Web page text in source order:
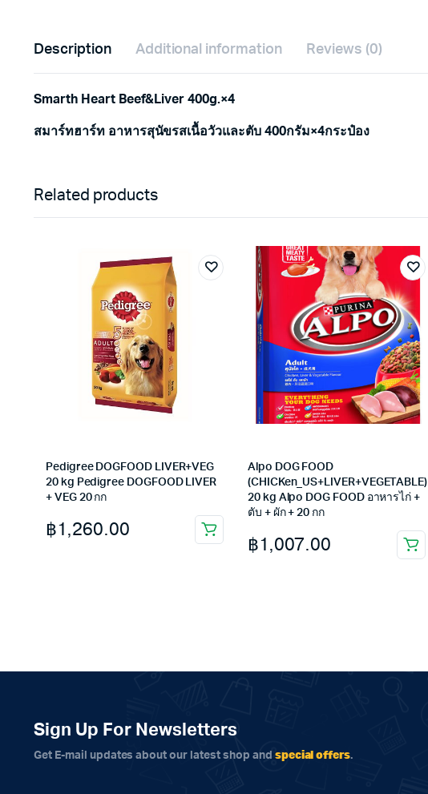
Description Additional information Reviews (0)
Smarth Heart Beef&Liver 400g.×4
สมาร์ทฮาร์ท อาหารสุนัขรสเนื้อวัวและตับ 400กรัม×4กระป๋อง
Related products
Pedigree DOGFOOD LIVER+VEG
20 kg Pedigree DOGFOOD LIVER
+ VEG 20 กก
฿1,260.00
Alpo DOG FOOD
(CHICKen_US+LIVER+VEGETABLE)
20 kg Alpo DOG FOOD อาหารไก่ +
ตับ + ผัก + 20 กก
฿1,007.00
Sign Up For Newsletters
Get E-mail updates about our latest shop and special offers.